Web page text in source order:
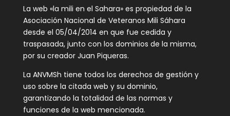
La web «la mili en el Sahara» es propiedad de la
Asociación Nacional de Veteranos Mili Sáhara
desde el 05/04/2014 en que fue cedida y
traspasada, junto con los dominios de la misma,
por su creador Juan Piqueras.
La ANVMSh tiene todos los derechos de gestión y
uso sobre la citada web y su dominio,
garantizando la totalidad de las normas y
funciones de la web mencionada.